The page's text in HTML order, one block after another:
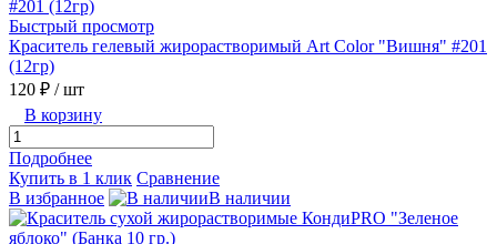
Быстрый просмотр
Краситель гелевый жирорастворимый Art Color "Вишня" #201
(12гр)
120 ₽ / шт
В корзину
Подробнее
Купить в 1 клик Сравнение
В избранное
В наличии